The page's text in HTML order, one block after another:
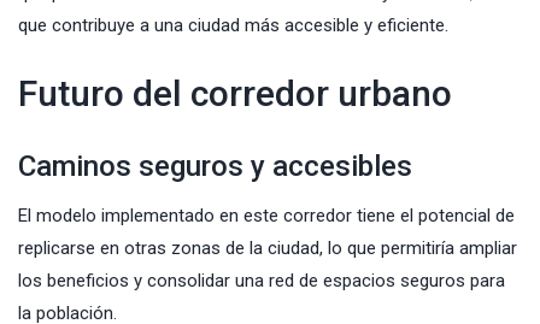
que contribuye a una ciudad más accesible y eficiente.
Futuro del corredor urbano
Caminos seguros y accesibles
El modelo implementado en este corredor tiene el potencial de
replicarse en otras zonas de la ciudad, lo que permitiría ampliar
los beneficios y consolidar una red de espacios seguros para
la población.